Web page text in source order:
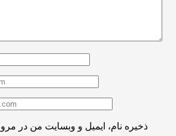
ذخیره نام، ایمیل و وبسایت من در